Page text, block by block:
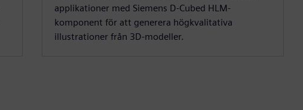
applikationer med Siemens D-Cubed HLM-
komponent för att generera högkvalitativa
illustrationer från 3D-modeller.